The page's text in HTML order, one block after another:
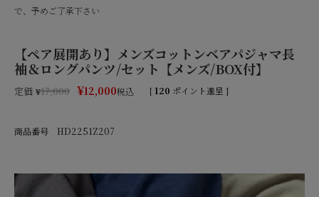
で、予めご了承下さい
【ペア展開あり】メンズコットンベアパジャマ長
袖＆ロングパンツ/セット【メンズ/BOX付】
定価 ¥17,000 ¥12,000税込 [ 120 ポイント進呈 ]
商品番号 HD2251Z207